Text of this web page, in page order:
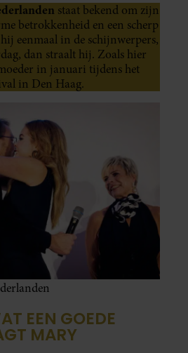
staat bekend om zijn
betrokkenheid en een scherp
eenmaal in de schijnwerpers,
dan straalt hij. Zoals hier
in januari tijdens het
in Den Haag.
EEN GOEDE
MARY